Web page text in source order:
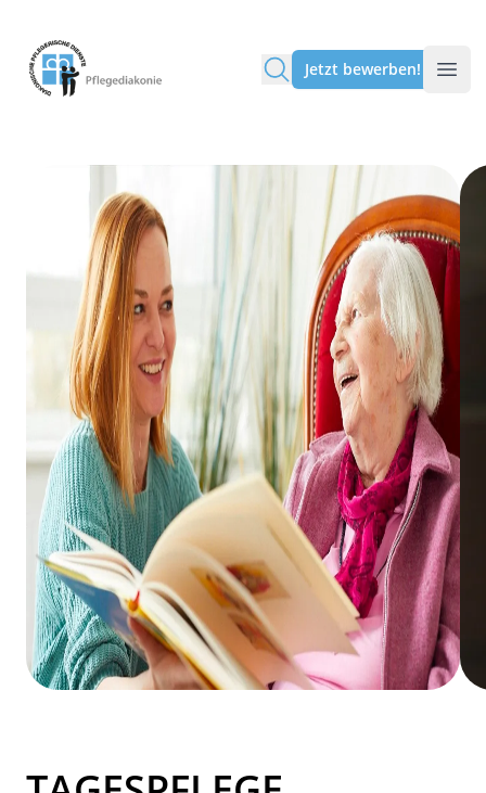
Pflegediakonie Alten Eichen
Jetzt bewerben!